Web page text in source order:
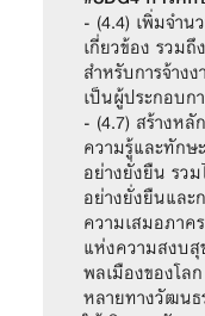
- (4.4) เพิ่มจำ
เกี่ยวข้อง รวม
สำหรับการจ้าง
เป็นผู้ประกอบก
- (4.7) สร้างห
ความรู้และทักษ
อย่างยั่งยืน รว
อย่างยั่งยืนแล
ความเสมอภาค
แห่งความสงบสุ
พลเมืองของโล
หลายทางวัฒน